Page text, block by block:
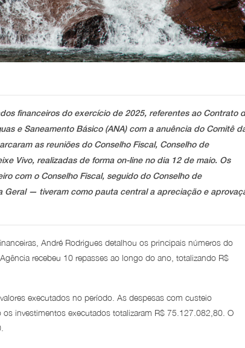
financeiros do exercício de 2025, referentes ao Contrato
e Saneamento Básico (ANA) com a anuência do Comitê
as reuniões do Conselho Fiscal, Conselho de
Vivo, realizadas de forma on-line no dia 12 de maio. Os
com o Conselho Fiscal, seguido do Conselho de
Geral — tiveram como pauta central a apreciação e
André Rodrigues detalhou os principais números do
recebeu 10 repasses ao longo do ano, totalizando R$
executados no período. As despesas com custeio
investimentos executados totalizaram R$ 75.127.082,80. O